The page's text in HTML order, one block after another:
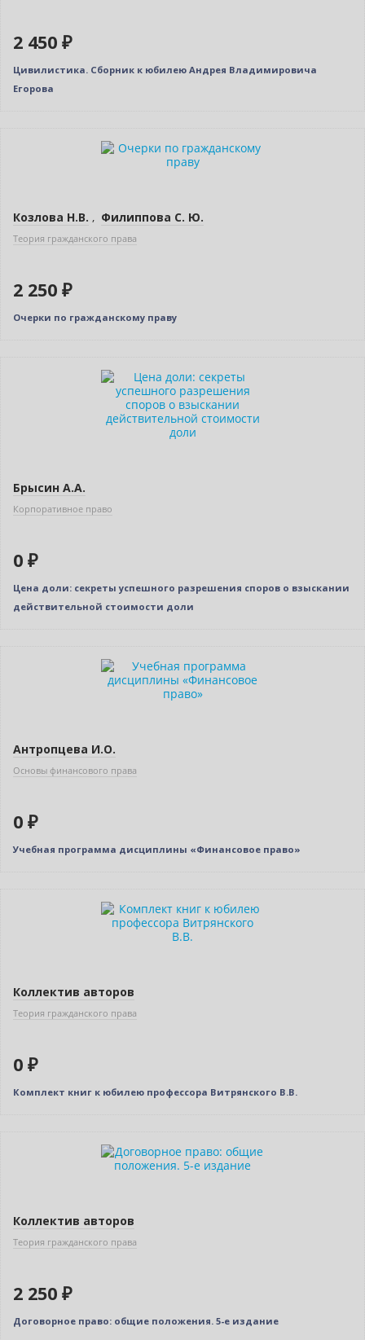
2 450 ₽
Цивилистика. Сборник к юбилею Андрея Владимировича
Егорова
Козлова Н.В. , Филиппова С. Ю.
Теория гражданского права
2 250 ₽
Очерки по гражданскому праву
Брысин А.А.
Корпоративное право
0 ₽
Цена доли: секреты успешного разрешения споров о взыскании
действительной стоимости доли
Антропцева И.О.
Основы финансового права
0 ₽
Учебная программа дисциплины «Финансовое право»
Коллектив авторов
Теория гражданского права
0 ₽
Комплект книг к юбилею профессора Витрянского В.В.
Коллектив авторов
Теория гражданского права
2 250 ₽
Договорное право: общие положения. 5-е издание